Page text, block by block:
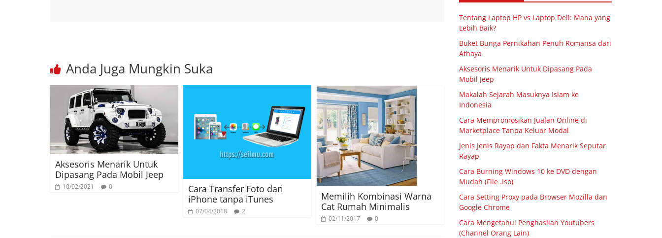
Anda Juga Mungkin Suka
Aksesoris Menarik Untuk
Dipasang Pada Mobil Jeep
10/02/2021 0
Cara Transfer Foto dari
iPhone tanpa iTunes
07/04/2018 2
Memilih Kombinasi Warna
Cat Rumah Minimalis
02/11/2017 0
Tentang Laptop HP vs Laptop Dell: Mana yang
Lebih Baik?
Buket Bunga Pernikahan Penuh Romansa dari
Athaya
Aksesoris Menarik Untuk Dipasang Pada
Mobil Jeep
Makalah Sejarah Masuknya Islam ke
Indonesia
Cara Mempromosikan Jualan Online di
Marketplace Tanpa Keluar Modal
Jenis Jenis Rayap dan Fakta Menarik Seputar
Rayap
Cara Burning Windows 10 ke DVD dengan
Mudah (File .Iso)
Cara Setting Proxy pada Browser Mozilla dan
Google Chrome
Cara Mengetahui Penghasilan Youtubers
(Channel Orang Lain)